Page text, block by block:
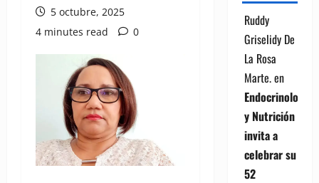
5 octubre, 2025
4 minutes read
0
Ruddy
Griselidy De
La Rosa
Marte.en
Endocrinología
y Nutrición
invita a
celebrar su
52